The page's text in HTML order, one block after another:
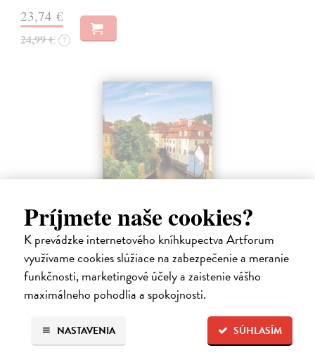
Príjmete naše cookies?
K prevádzke internetového kníhkupectva Artforum
využívame cookies slúžiace na zabezpečenie a meranie
funkčnosti, marketingové účely a zaistenie vášho
maximálneho pohodlia a spokojnosti.
SÚHLASÍM
NASTAVENIA
23,74 €
24,99 € ?
Pražské příběhy
Hášová Klára, Černý David (ed.)| Kniha
Víte, kde byste na Pražském hradě našli Jezdecké schodiště, které
umožňovalo koním vstup do velkého sálu na rytířské turnaje? Víte,
kde žije, naparuje se a roztahuje svá nádherná pera nejkrásnější
pražský…
Zasielame do 10 dní